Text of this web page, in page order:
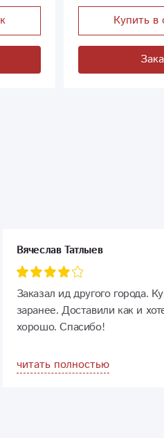
Купить в
Вячеслав Татлыев
Заказал ид другого города.
заранее. Доставили как и
хорошо. Спасибо!
читать полностью